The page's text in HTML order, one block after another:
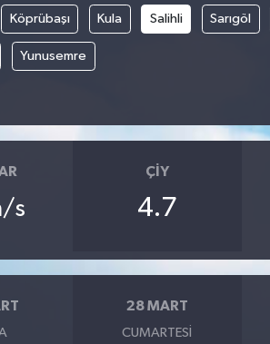
Köprübaşı Kula Salihli Sarıgöl
Yunusemre
s
ÇIY
4.7
28 MART
CUMARTESI